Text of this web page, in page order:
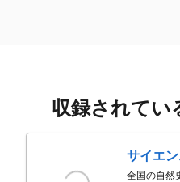
収録されてい
サイエ
全国の自然